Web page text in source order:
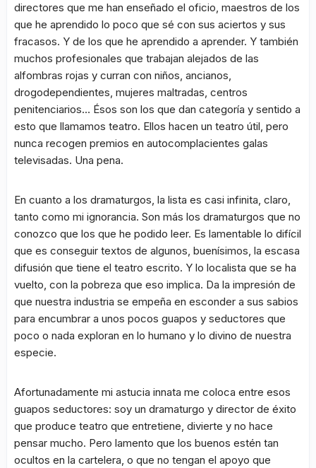
directores que me han enseñado el oficio, maestros de los
que he aprendido lo poco que sé con sus aciertos y sus
fracasos. Y de los que he aprendido a aprender. Y también
muchos profesionales que trabajan alejados de las
alfombras rojas y curran con niños, ancianos,
drogodependientes, mujeres maltradas, centros
penitenciarios… Ésos son los que dan categoría y sentido a
esto que llamamos teatro. Ellos hacen un teatro útil, pero
nunca recogen premios en autocomplacientes galas
televisadas. Una pena.
En cuanto a los dramaturgos, la lista es casi infinita, claro,
tanto como mi ignorancia. Son más los dramaturgos que no
conozco que los que he podido leer. Es lamentable lo difícil
que es conseguir textos de algunos, buenísimos, la escasa
difusión que tiene el teatro escrito. Y lo localista que se ha
vuelto, con la pobreza que eso implica. Da la impresión de
que nuestra industria se empeña en esconder a sus sabios
para encumbrar a unos pocos guapos y seductores que
poco o nada exploran en lo humano y lo divino de nuestra
especie.
Afortunadamente mi astucia innata me coloca entre esos
guapos seductores: soy un dramaturgo y director de éxito
que produce teatro que entretiene, divierte y no hace
pensar mucho. Pero lamento que los buenos estén tan
ocultos en la cartelera, o que no tengan el apoyo que